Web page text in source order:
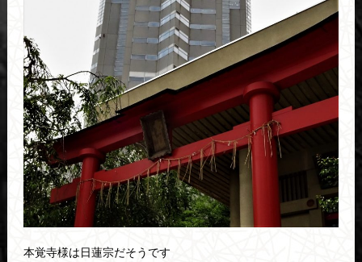
本覚寺様は日蓮宗だそうです